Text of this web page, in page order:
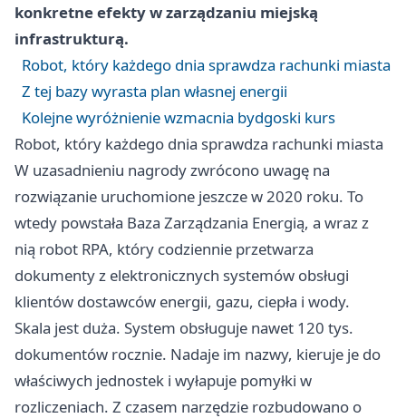
konkretne efekty w zarządzaniu miejską
infrastrukturą.
Robot, który każdego dnia sprawdza rachunki miasta
Z tej bazy wyrasta plan własnej energii
Kolejne wyróżnienie wzmacnia bydgoski kurs
Robot, który każdego dnia sprawdza rachunki miasta
W uzasadnieniu nagrody zwrócono uwagę na
rozwiązanie uruchomione jeszcze w 2020 roku. To
wtedy powstała Baza Zarządzania Energią, a wraz z
nią robot RPA, który codziennie przetwarza
dokumenty z elektronicznych systemów obsługi
klientów dostawców energii, gazu, ciepła i wody.
Skala jest duża. System obsługuje nawet 120 tys.
dokumentów rocznie. Nadaje im nazwy, kieruje je do
właściwych jednostek i wyłapuje pomyłki w
rozliczeniach. Z czasem narzędzie rozbudowano o